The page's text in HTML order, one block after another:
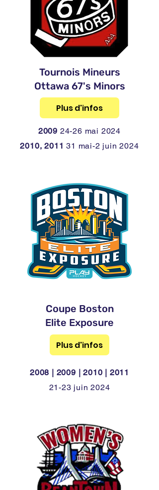
Tournois Mineurs
Ottawa 67's Minors
Plus d'infos
2009 24-26 mai 2024
2010, 2011 31 mai-2 juin 2024
Coupe Boston
Elite Exposure
Plus d'infos
2008 | 2009 | 2010 | 2011
21-23 juin 2024